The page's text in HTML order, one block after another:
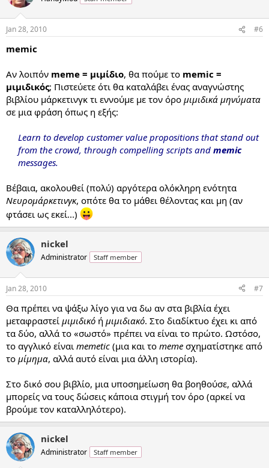
Jan 28, 2010 #6
memic
Αν λοιπόν meme = μιμίδιο, θα πούμε το memic =
μιμιδικός; Πιστεύετε ότι θα καταλάβει ένας αναγνώστης
βιβλίου μάρκετινγκ τι εννούμε με τον όρο μιμιδικά μηνύματα
σε μια φράση όπως η εξής:
Learn to develop customer value propositions that stand out
from the crowd, through compelling scripts and memic
messages.
Βέβαια, ακολουθεί (πολύ) αργότερα ολόκληρη ενότητα
Νευρομάρκετινγκ, οπότε θα το μάθει θέλοντας και μη (αν
φτάσει ως εκεί...)
nickel
Administrator Staff member
Jan 28, 2010 #7
Θα πρέπει να ψάξω λίγο για να δω αν στα βιβλία έχει
μεταφραστεί μιμιδικό ή μιμιδιακό. Στο διαδίκτυο έχει κι από
τα δύο, αλλά το «σωστό» πρέπει να είναι το πρώτο. Ωστόσο,
το αγγλικό είναι memetic (μια και το meme σχηματίστηκε από
το μίμημα, αλλά αυτό είναι μια άλλη ιστορία).
Στο δικό σου βιβλίο, μια υποσημείωση θα βοηθούσε, αλλά
μπορείς να τους δώσεις κάποια στιγμή τον όρο (αρκεί να
βρούμε τον καταλληλότερο).
nickel
Administrator Staff member